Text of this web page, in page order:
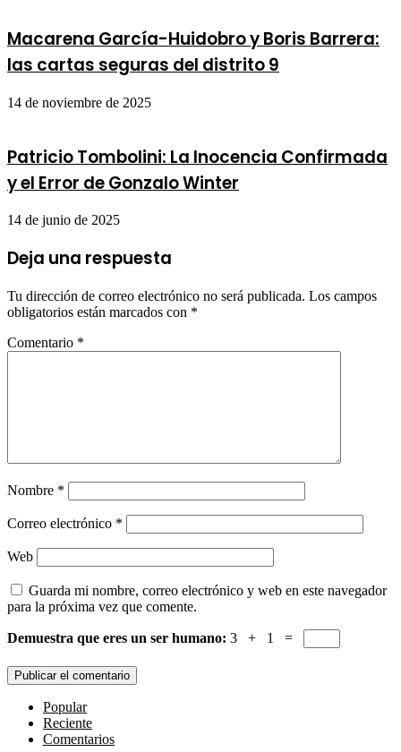
Macarena García-Huidobro y Boris Barrera:
las cartas seguras del distrito 9
14 de noviembre de 2025
Patricio Tombolini: La Inocencia Confirmada
y el Error de Gonzalo Winter
14 de junio de 2025
Deja una respuesta
Tu dirección de correo electrónico no será publicada. Los campos
obligatorios están marcados con *
Comentario *
Nombre *
Correo electrónico *
Web
Guarda mi nombre, correo electrónico y web en este navegador
para la próxima vez que comente.
Demuestra que eres un ser humano: 3 + 1 =
Popular
Reciente
Comentarios